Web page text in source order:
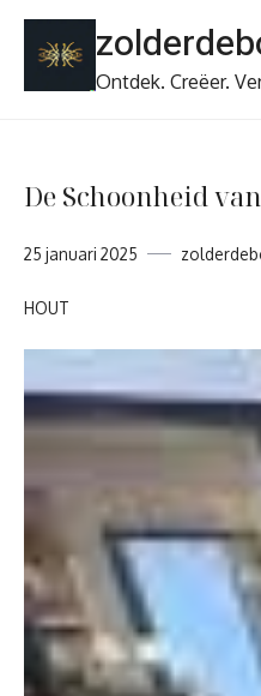
Ontdek. Creëer.
De Schoonheid
25 januari 2025
HOUT